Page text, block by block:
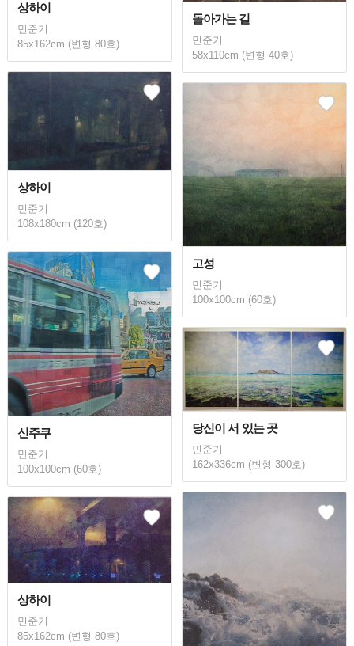
상하이
민준기
85x162cm (변형 80호)
돌아가는 길
민준기
58x110cm (변형 40호)
상하이
민준기
108x180cm (120호)
고성
민준기
100x100cm (60호)
신주쿠
민준기
100x100cm (60호)
당신이 서 있는 곳
민준기
162x336cm (변형 300호)
상하이
민준기
85x162cm (변형 80호)